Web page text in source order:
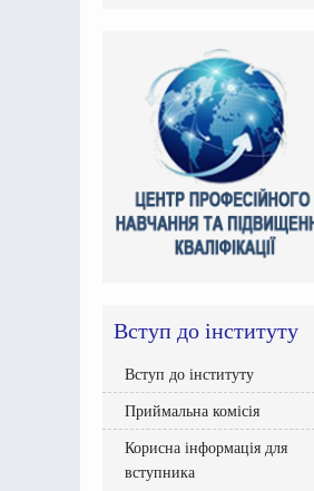
Вступ до інституту
Вступ до інституту
Правила прийому
Бакалавр
Приймальна комісія
Склад Приймальної комісії
Графік роботи приймальної
Корисна інформація для
вступника